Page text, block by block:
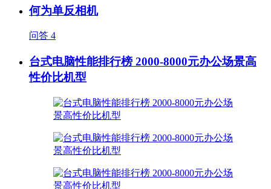
何为单反相机
问答 4
台式电脑性能排行榜 2000-8000元办公场景高
性价比机型